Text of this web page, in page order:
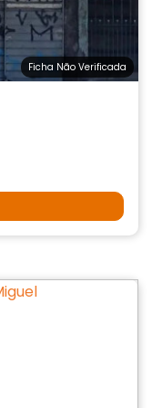
Ficha Não Verificada